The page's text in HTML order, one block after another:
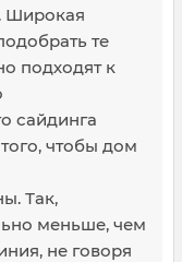
Широкая
те
подходят к
сайдинга
чтобы дом
Так,
меньше, чем
не говоря